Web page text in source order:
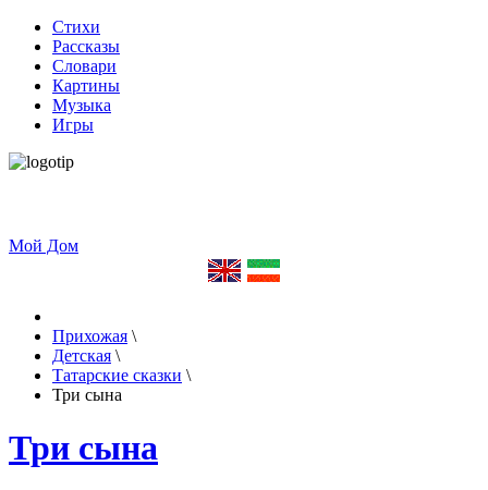
Стихи
Рассказы
Словари
Картины
Музыка
Игры
Мой Дом
Прихожая \
Детская \
Татарские сказки \
Три сына
Три сына